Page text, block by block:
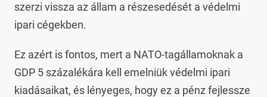
szerzi vissza az állam a részesedését a védelmi
ipari cégekben.
Ez azért is fontos, mert a NATO-tagállamoknak a
GDP 5 százalékára kell emelniük védelmi ipari
kiadásaikat, és lényeges, hogy ez a pénz fejlessze